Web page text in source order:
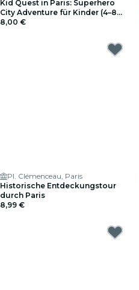
Kid Quest in Paris: Superhero
City Adventure für Kinder (4–8
Jahre)
8,00 €
Pl. Clémenceau, Paris
Historische Entdeckungstour
durch Paris
8,99 €